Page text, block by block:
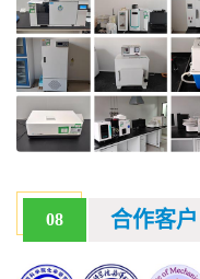
08 合作客户